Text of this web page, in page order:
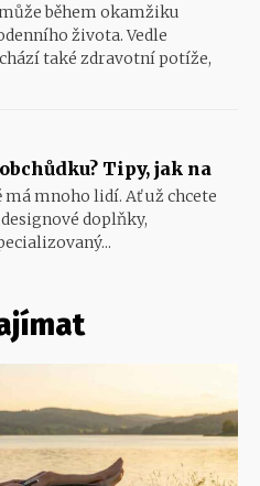
během okamžiku
života. Vedle
také zdravotní potíže,
Tipy, jak na
má mnoho lidí. Ať už chcete
doplňky,